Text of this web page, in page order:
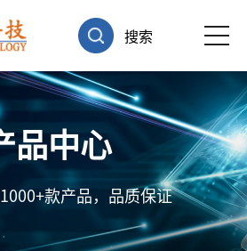
搜索
品中心
款产品，品质保证